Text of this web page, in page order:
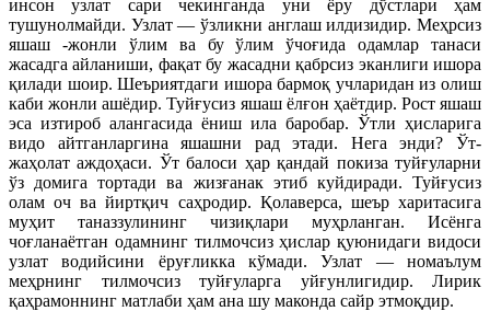
инсон узлат сари чекинганда уни ёру дўстлари ҳам
тушунолмайди. Узлат — ўзликни англаш илдизидир. Меҳрсиз
яшаш -жонли ўлим ва бу ўлим ўчоғида одамлар танаси
жасадга айланиши, фақат бу жасадни қабрсиз эканлиги ишора
қилади шоир. Шеъриятдаги ишора бармоқ учларидан из олиш
каби жонли ашёдир. Туйғусиз яшаш ёлғон ҳаётдир. Рост яшаш
эса изтироб алангасида ёниш ила баробар. Ўтли ҳисларига
видо айтганларгина яшашни рад этади. Нега энди? Ўт-
жаҳолат аждоҳаси. Ўт балоси ҳар қандай покиза туйғуларни
ўз домига тортади ва жизғанак этиб куйдиради. Туйғусиз
олам оч ва йиртқич саҳродир. Қолаверса, шеър харитасига
муҳит таназзулининг чизиқлари муҳрланган. Исёнга
чоғланаётган одамнинг тилмочсиз ҳислар қуюнидаги видоси
узлат водийсини ёруғликка кўмади. Узлат — номаълум
меҳрнинг тилмочсиз туйғуларга уйғунлигидир. Лирик
қаҳрамоннинг матлаби ҳам ана шу маконда сайр этмоқдир.